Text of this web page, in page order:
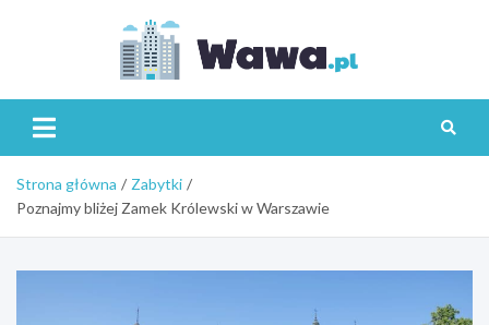
Strona główna
Zabytki
Poznajmy bliżej Zamek Królewski w Warszawie